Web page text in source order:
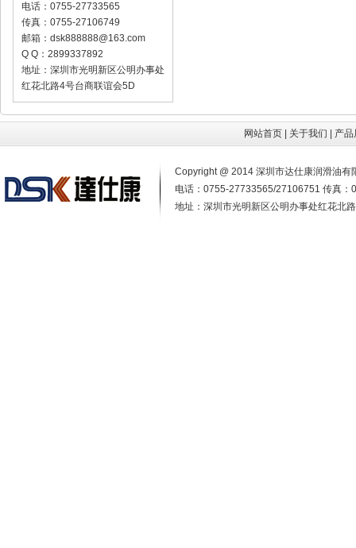
电话：0755-27733565
传真：0755-27106749
邮箱： dsk888888@163.com
Q Q：2899337892
地址：深圳市光明新区公明办事处
红花北路4号台商联谊会5D
网站首页| 关于我们 产品
Copyright @ 2014 深圳市达仕康润滑油
电话：0755-27733565/27106751 传真
地址：深圳市光明新区公明办事处红花北